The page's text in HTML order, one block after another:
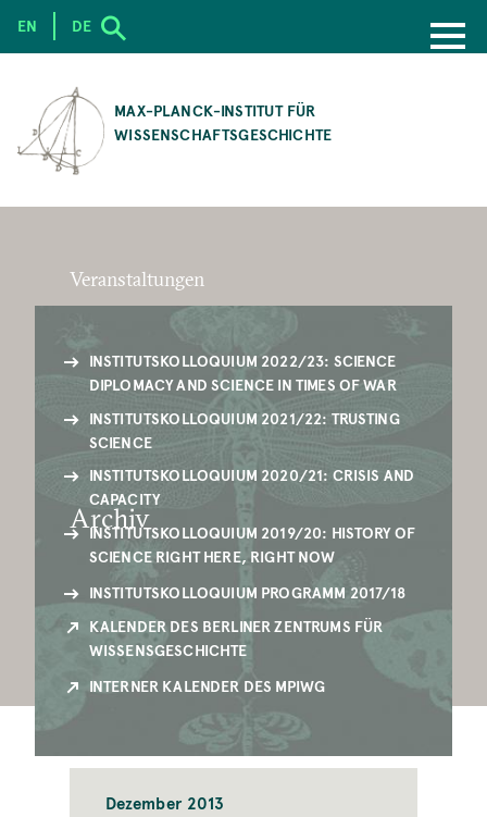
CONTENT
MAX-PLANCK-INSTITUT FÜR
WISSENSCHAFTSGESCHICHTE
EN DE
Veranstaltungen
Archiv
INSTITUTSKOLLOQUIUM 2022/23: SCIENCE
DIPLOMACY AND SCIENCE IN TIMES OF WAR
INSTITUTSKOLLOQUIUM 2021/22: TRUSTING
SCIENCE
INSTITUTSKOLLOQUIUM 2020/21: CRISIS AND
CAPACITY
INSTITUTSKOLLOQUIUM 2019/20: HISTORY OF
SCIENCE RIGHT HERE, RIGHT NOW
INSTITUTSKOLLOQUIUM PROGRAMM 2017/18
KALENDER DES BERLINER ZENTRUMS FÜR
WISSENSGESCHICHTE
INTERNER KALENDER DES MPIWG
Dezember